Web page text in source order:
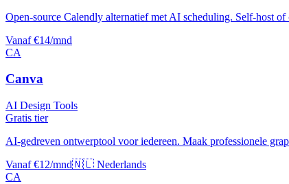
Open-source Calendly alternatief met AI scheduling. Self-host of
Vanaf €14/mnd
CA
Canva
AI Design Tools
Gratis tier
AI-gedreven ontwerptool voor iedereen. Maak professionele
Vanaf €12/mnd🇳🇱 Nederlands
CA